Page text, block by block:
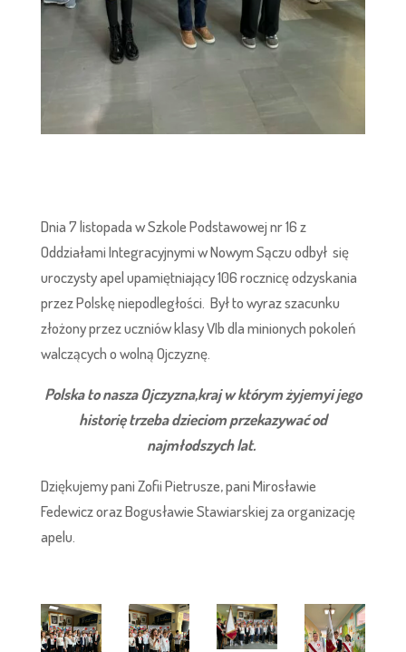
Dnia 7 listopada w Szkole Podstawowej nr 16 z
Oddziałami Integracyjnymi w Nowym Sączu odbył się
uroczysty apel upamiętniający 106 rocznicę odzyskania
przez Polskę niepodległości. Był to wyraz szacunku
złożony przez uczniów klasy VIb dla minionych pokoleń
walczących o wolną Ojczyznę.
Polska to nasza Ojczyzna,kraj w którym żyjemyi jego
historię trzeba dzieciom przekazywać od
najmłodszych lat.
Dziękujemy pani Zofii Pietrusze, pani Mirosławie
Fedewicz oraz Bogusławie Stawiarskiej za organizację
apelu.